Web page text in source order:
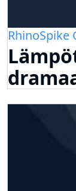
RhinoSpike